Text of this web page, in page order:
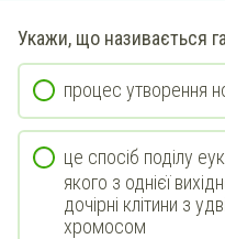
Укажи, що називається
процес утворення
це спосіб поділу
якого з однієї
дочірні клітини з
хромосом